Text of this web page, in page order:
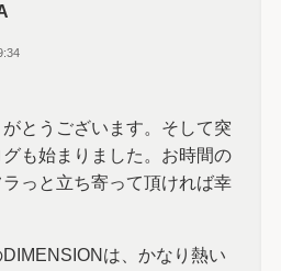
とうございます。そして突
も始まりました。お時間の
っと立ち寄って頂ければ幸
は、かなり熱い